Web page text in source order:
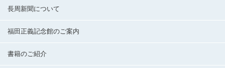
長周新聞について
福田正義記念館のご案内
書籍のご紹介